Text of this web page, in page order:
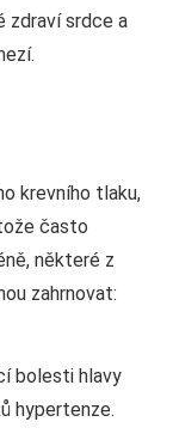
zdraví srdce a
krevního tlaku,
často
některé z
zahrnovat:
bolesti hlavy
hypertenze.